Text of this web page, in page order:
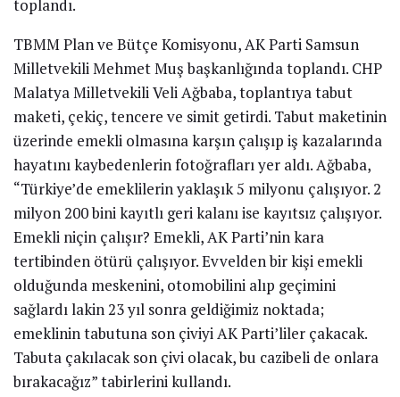
toplandı.
TBMM Plan ve Bütçe Komisyonu, AK Parti Samsun
Milletvekili Mehmet Muş başkanlığında toplandı. CHP
Malatya Milletvekili Veli Ağbaba, toplantıya tabut
maketi, çekiç, tencere ve simit getirdi. Tabut maketinin
üzerinde emekli olmasına karşın çalışıp iş kazalarında
hayatını kaybedenlerin fotoğrafları yer aldı. Ağbaba,
“Türkiye’de emeklilerin yaklaşık 5 milyonu çalışıyor. 2
milyon 200 bini kayıtlı geri kalanı ise kayıtsız çalışıyor.
Emekli niçin çalışır? Emekli, AK Parti’nin kara
tertibinden ötürü çalışıyor. Evvelden bir kişi emekli
olduğunda meskenini, otomobilini alıp geçimini
sağlardı lakin 23 yıl sonra geldiğimiz noktada;
emeklinin tabutuna son çiviyi AK Parti’liler çakacak.
Tabuta çakılacak son çivi olacak, bu cazibeli de onlara
bırakacağız” tabirlerini kullandı.